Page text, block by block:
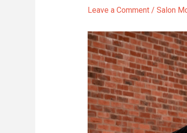
Leave a Comment / Salon